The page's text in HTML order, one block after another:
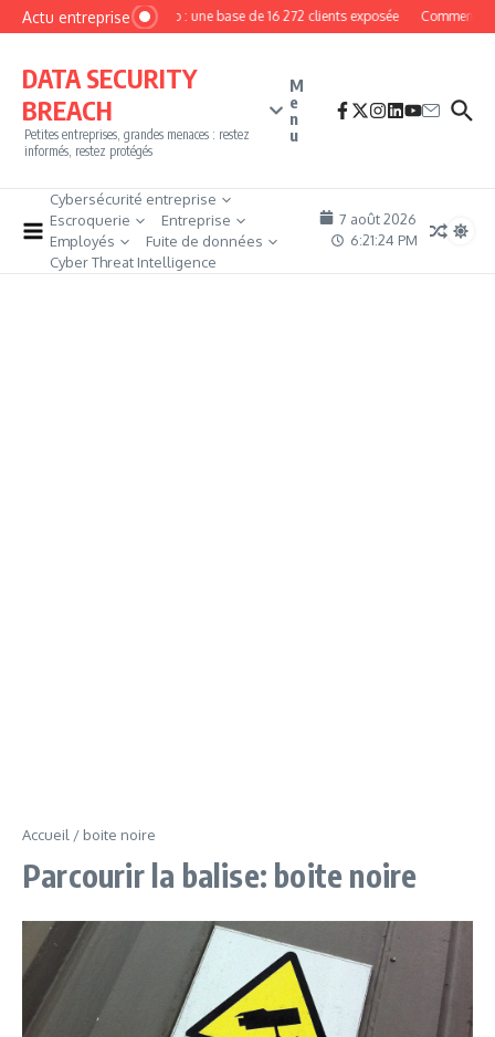
Aller au contenu
Actu entrepriseMyPhoto : une base de 16 272 clients exposée Comment
DATA SECURITY
BREACH
Petites entreprises, grandes menaces : restez
informés, restez protégés
M
e
n
u
Cybersécurité entreprise
Escroquerie
Entreprise
Employés
Fuite de données
Cyber Threat Intelligence
7 août 2026
6:21:25 PM
Accueil / boite noire
Parcourir la balise: boite noire